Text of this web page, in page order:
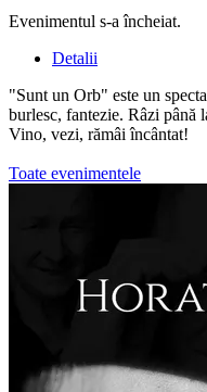
Evenimentul s-a încheiat.
Detalii
"Sunt un Orb" este un
burlesc, fantezie. Râzi până
Vino, vezi, rămâi încântat!
Toate evenimentele